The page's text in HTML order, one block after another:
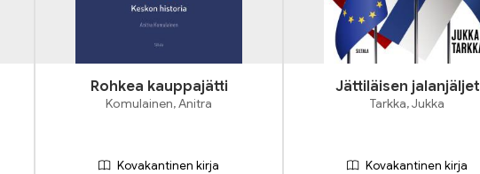
Rohkea kauppajätti
Komulainen, Anitra
Kovakantinen kirja
Jättiläisen jalanjäljet
Tarkka, Jukka
Kovakantinen kirja